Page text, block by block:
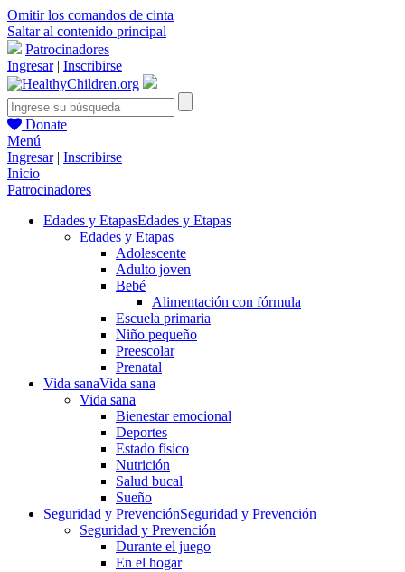
Omitir los comandos de cinta
Saltar al contenido principal
Patrocinadores
Ingresar| Inscribirse
Donate
Menú
Ingresar| Inscribirse
Inicio
Patrocinadores
Edades y EtapasEdades y Etapas
Edades y Etapas
Adolescente
Adulto joven
Bebé
Alimentación con fórmula
Escuela primaria
Niño pequeño
Preescolar
Prenatal
Vida sanaVida sana
Vida sana
Bienestar emocional
Deportes
Estado físico
Nutrición
Salud bucal
Sueño
Seguridad y PrevenciónSeguridad y Prevención
Seguridad y Prevención
Durante el juego
En el hogar